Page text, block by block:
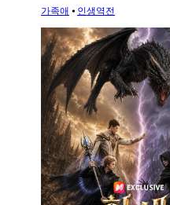
가족애 ⦁ 인생역전